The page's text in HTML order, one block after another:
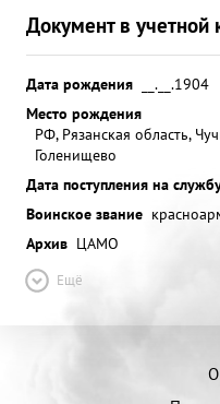
Документ в учетной
Дата рождения
__.__.1904
Место рождения
РФ, Рязанская область,
Голенищево
Дата поступления на
Воинское звание
Архив ЦАМО
Ещё
О